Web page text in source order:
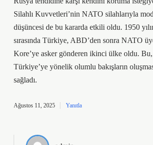
Silahlı Kuvvetleri’nin NATO silahlarıyla
düşüncesi de bu kararda etkili oldu. 1950
sırasında Türkiye, ABD’den sonra NATO
Kore’ye asker gönderen ikinci ülke oldu.
Türkiye’ye yönelik olumlu bakışların
sağladı.
Ağustos 11, 2025 Yanıtla